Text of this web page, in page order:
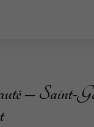
– Saint-